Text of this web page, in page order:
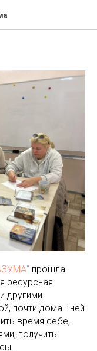
прошла
ресурсная
другими
почти домашней
время себе,
получить